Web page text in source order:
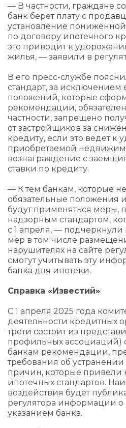
— В частности, граждане
банк берет плату с
установление
по договору ипотечного
это приводит к
жилья, — заявили в
В его пресс-службе
стандарт, за исключением
положений, которые
рекомендации,
частности, запрещено
от застройщиков за
кредиту, если это ведет к
приобретаемой
вознаграждение с
ставки по кредиту.
— К тем банкам, которые
обязательные положения
будут применяться меры,
надзорным стандартом,
с 1 апреля, —
мер в том числе
нарушителях на сайте
смогут учитывать эту
банка для ипотеки.
Справка «Известий»
С 1 апреля 2025 года
деятельности кредитных
трети состоит из
профильных ассоциаций)
банкам рекомендации,
требования об
причин, которые
ипотечных стандартов.
воздействия будет
регулятора информации
указанием банка.